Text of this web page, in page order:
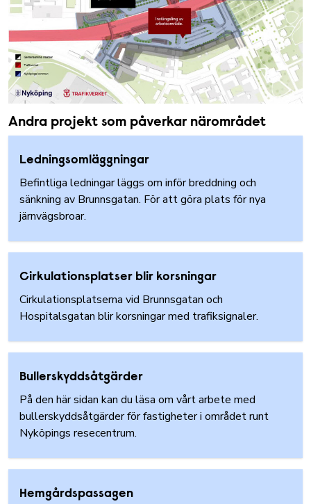
Andra projekt som påverkar närområdet
Ledningsomläggningar
Befintliga ledningar läggs om inför breddning och
sänkning av Brunnsgatan. För att göra plats för nya
järnvägsbroar.
Cirkulationsplatser blir korsningar
Cirkulationsplatserna vid Brunnsgatan och
Hospitalsgatan blir korsningar med trafiksignaler.
Bullerskyddsåtgärder
På den här sidan kan du läsa om vårt arbete med
bullerskyddsåtgärder för fastigheter i området runt
Nyköpings resecentrum.
Hemgårdspassagen